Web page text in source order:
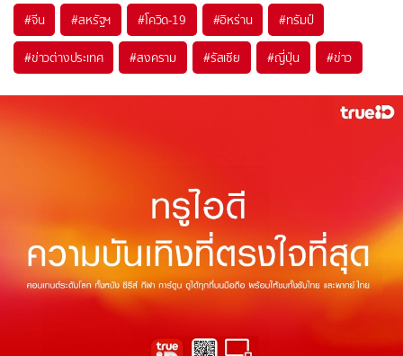
#จีน #สหรัฐฯ #โควิด-19 #อิหร่าน #ทรัมป์
#ข่าวต่างประเทศ #สงคราม #รัสเซีย #ญี่ปุ่น #ข่าว